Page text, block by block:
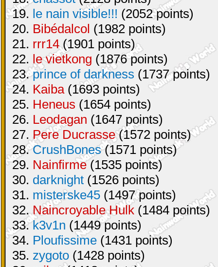
19. le nain visible!!! (2052 points)
20. Bibédalcol (1982 points)
21. rrr14(1901 points)
22. le vietkong (1876 points)
23.prince of darkness (1737 points)
24. Kaiba(1693 points)
25. Heneus (1654 points)
26. Leodagan (1647 points)
27. Pere Ducrasse(1572 points)
28.CrushBones(1571 points)
29. Nainfirme(1535 points)
30. darknight (1526 points)
31. misterske45 (1497 points)
32.Naincroyable Hulk (1484 points)
33.k3v1n (1449 points)
34. Ploufissime (1431 points)
35. zygoto (1428 points)